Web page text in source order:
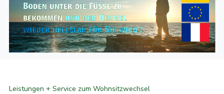
Leistungen + Service zum Wohnsitzwechsel